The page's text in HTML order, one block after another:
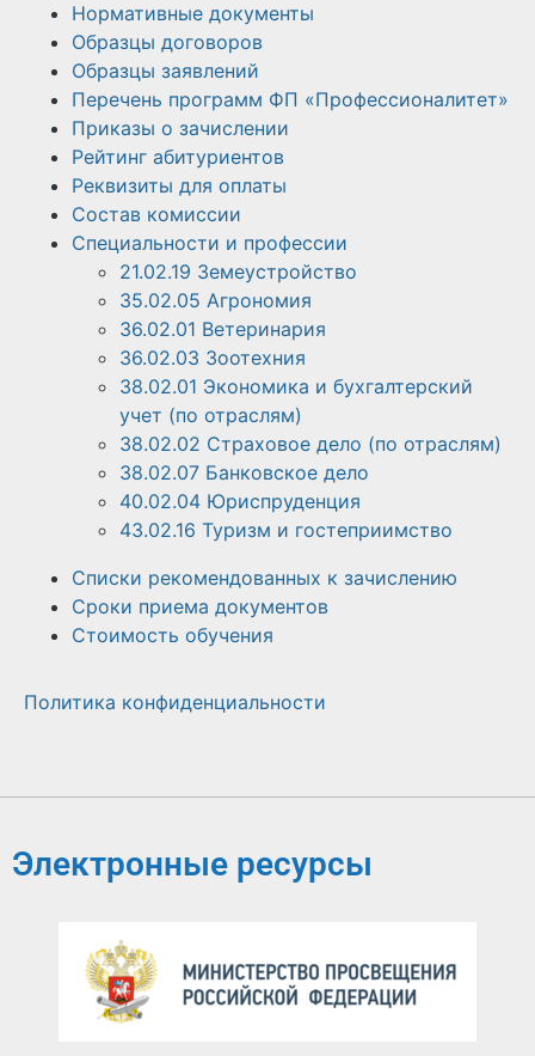
Нормативные документы
Образцы договоров
Образцы заявлений
Перечень программ ФП «Профессионалитет»
Приказы о зачислении
Рейтинг абитуриентов
Реквизиты для оплаты
Состав комиссии
Специальности и профессии
21.02.19 Земеустройство
35.02.05 Агрономия
36.02.01 Ветеринария
36.02.03 Зоотехния
38.02.01 Экономика и бухгалтерский
учет (по отраслям)
38.02.02 Страховое дело (по отраслям)
38.02.07 Банковское дело
40.02.04 Юриспруденция
43.02.16 Туризм и гостеприимство
Списки рекомендованных к зачислению
Сроки приема документов
Стоимость обучения
Политика конфиденциальности
Электронные ресурсы